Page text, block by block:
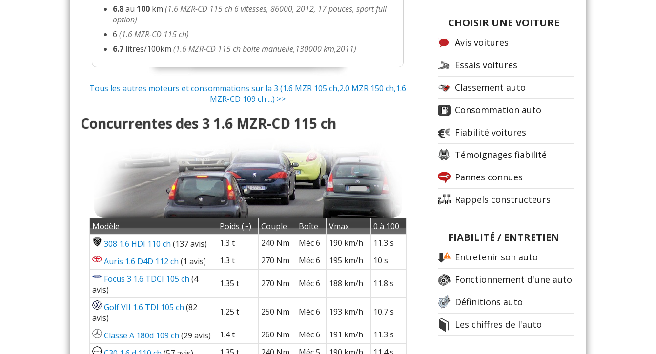
6.8au 100 km(1.6 MZR-CD 115 ch 6 vitesses, 86000, 2012, 17 pouces, sport full
option)
6(1.6 MZR-CD 115 ch)
6.7 litres/100km(1.6 MZR-CD 115 ch boite manuelle,130000 km,2011)
Tous les autres moteurs et consommations sur la 3 (1.6 MZR 105 ch,2.0 MZR 150 ch,1.6
MZR-CD 109 ch ...) >>
Concurrentes des 3 1.6 MZR-CD 115 ch
Modèle Poids (~) Couple Boîte Vmax
0 à 100
308 1.6 HDI 110 ch (137 avis) 1.3 t 240 Nm Méc 6 190 km/h
11.3 s
Auris 1.6 D4D 112 ch (1 avis) 1.3 t 270 Nm Méc 6 195 km/h
10 s
Focus 3 1.6 TDCI 105 ch (4
avis)
1.35 t 270 Nm Méc 6 188 km/h 11.8 s
Golf VII 1.6 TDI 105 ch (82
avis)
1.25 t 250 Nm Méc 6 193 km/h 10.7 s
Classe A 180d 109 ch (29 avis) 1.4 t 260 Nm Méc 6 191 km/h
11.3 s
CHOISIR UNE VOITURE
Avis voitures
Essais voitures
Classement auto
Consommation auto
Fiabilité voitures
Témoignages fiabilité
Pannes connues
Rappels constructeurs
FIABILITÉ / ENTRETIEN
Entretenir son auto
Fonctionnement d'une auto
Définitions auto
Les chiffres de l'auto